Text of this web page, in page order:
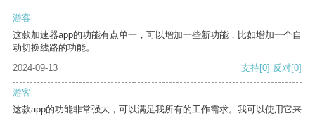
游客
这款加速器app的功能有点单一，可以增加一些新功能，比如增加一个自
动切换线路的功能。
2024-09-13
支持[0] 反对[0]
游客
这款app的功能非常强大，可以满足我所有的工作需求。我可以使用它来